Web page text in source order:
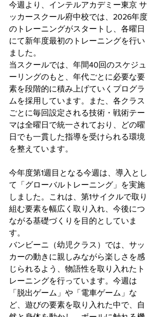
今週より、インテルアカデミー東京 サ
ッカースクール府中校では、2026年度
のトレーニングがスタートし、各曜日
にて新年度最初のトレーニングを行い
ました。
当スクールでは、年間40回のスケジュ
ーリングのもと、年代ごとに必要な要
素を段階的に積み上げていくプログラ
ムを採用しています。また、各クラス
ごとに毎回設定される技術・戦術テー
マは全曜日で統一されており、どの曜
日でも一貫した指導を受けられる環境
を整えています。
今年度第1週目となる今週は、導入とし
て「グローバルトレーニング」を実施
しました。これは、第1サイクルで取り
組む要素を幅広く取り入れ、今後につ
ながる基礎づくりを目的としていま
す。
バンビーニ（幼児クラス）では、サッ
カーの動きに親しみながら楽しさを感
じられるよう、物語性を取り入れたト
レーニングを行っています。今週は
「脱出ゲーム」や「電車ゲーム」な
ど、遊びの要素を取り入れた中で、自